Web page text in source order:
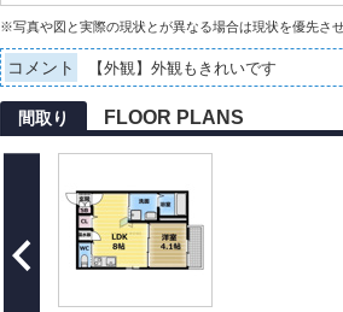
※写真や図と実際の現状とが異なる場合は現状を優先さ
コメント 【外観】外観もきれいです
間取り FLOOR PLANS